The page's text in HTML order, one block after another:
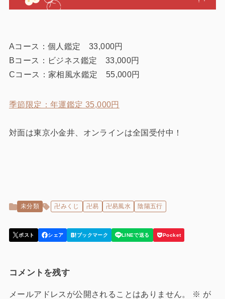
Aコース：個人鑑定 33,000円
Bコース：ビジネス鑑定 33,000円
Cコース：家相風水鑑定 55,000円
季節限定：年運鑑定 35,000円
対面は東京小金井、オンラインは全国受付中！
未分類 卍みくじ 卍易 卍易風水 陰陽五行
コメントを残す
メールアドレスが公開されることはありません。 ※ が